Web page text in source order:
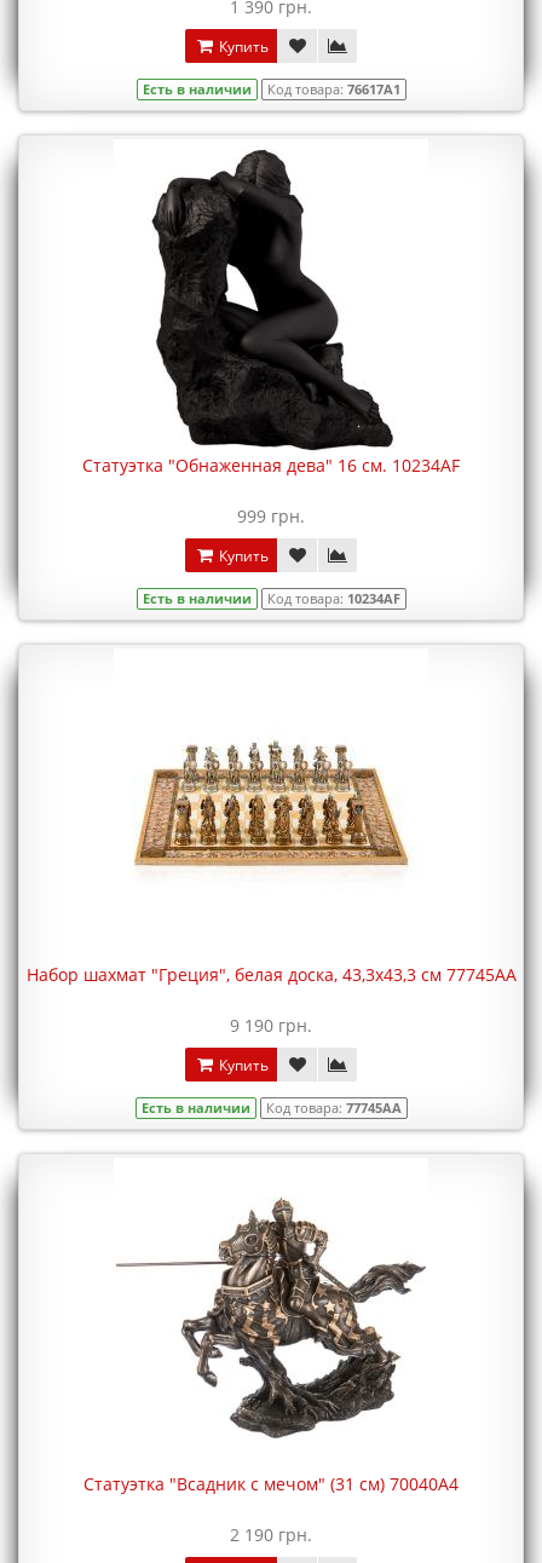
1 390 грн.
Купить
Есть в наличии Код товара: 76617A1
Статуэтка "Обнаженная дева" 16 см. 10234AF
999 грн.
Купить
Есть в наличии Код товара: 10234AF
Набор шахмат "Греция", белая доска, 43,3х43,3 см 77745AA
9 190 грн.
Купить
Есть в наличии Код товара: 77745AA
Статуэтка "Всадник с мечом" (31 см) 70040A4
2 190 грн.